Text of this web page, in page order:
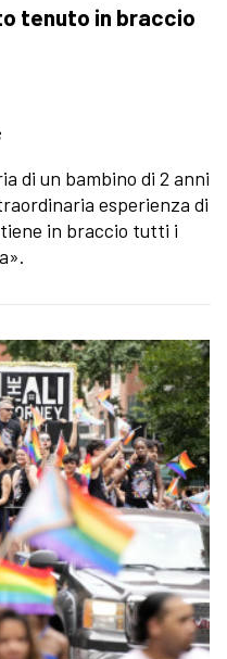
tenuto in braccio
di un bambino di 2 anni
esperienza di
in braccio tutti i